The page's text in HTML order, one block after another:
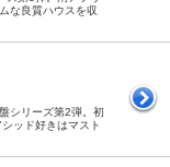
な良質ハウスを収
シリーズ第2弾。初
ッド好きはマスト